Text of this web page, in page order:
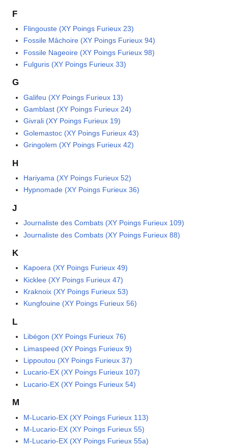
F
Flingouste (XY Poings Furieux 23)
Fossile Mâchoire (XY Poings Furieux 94)
Fossile Nageoire (XY Poings Furieux 98)
Fulguris (XY Poings Furieux 33)
G
Galifeu (XY Poings Furieux 13)
Gamblast (XY Poings Furieux 24)
Givrali (XY Poings Furieux 19)
Golemastoc (XY Poings Furieux 43)
Gringolem (XY Poings Furieux 42)
H
Hariyama (XY Poings Furieux 52)
Hypnomade (XY Poings Furieux 36)
J
Journaliste des Combats (XY Poings Furieux 109)
Journaliste des Combats (XY Poings Furieux 88)
K
Kapoera (XY Poings Furieux 49)
Kicklee (XY Poings Furieux 47)
Kraknoix (XY Poings Furieux 53)
Kungfouine (XY Poings Furieux 56)
L
Libégon (XY Poings Furieux 76)
Limaspeed (XY Poings Furieux 9)
Lippoutou (XY Poings Furieux 37)
Lucario-EX (XY Poings Furieux 107)
Lucario-EX (XY Poings Furieux 54)
M
M-Lucario-EX (XY Poings Furieux 113)
M-Lucario-EX (XY Poings Furieux 55)
M-Lucario-EX (XY Poings Furieux 55a)